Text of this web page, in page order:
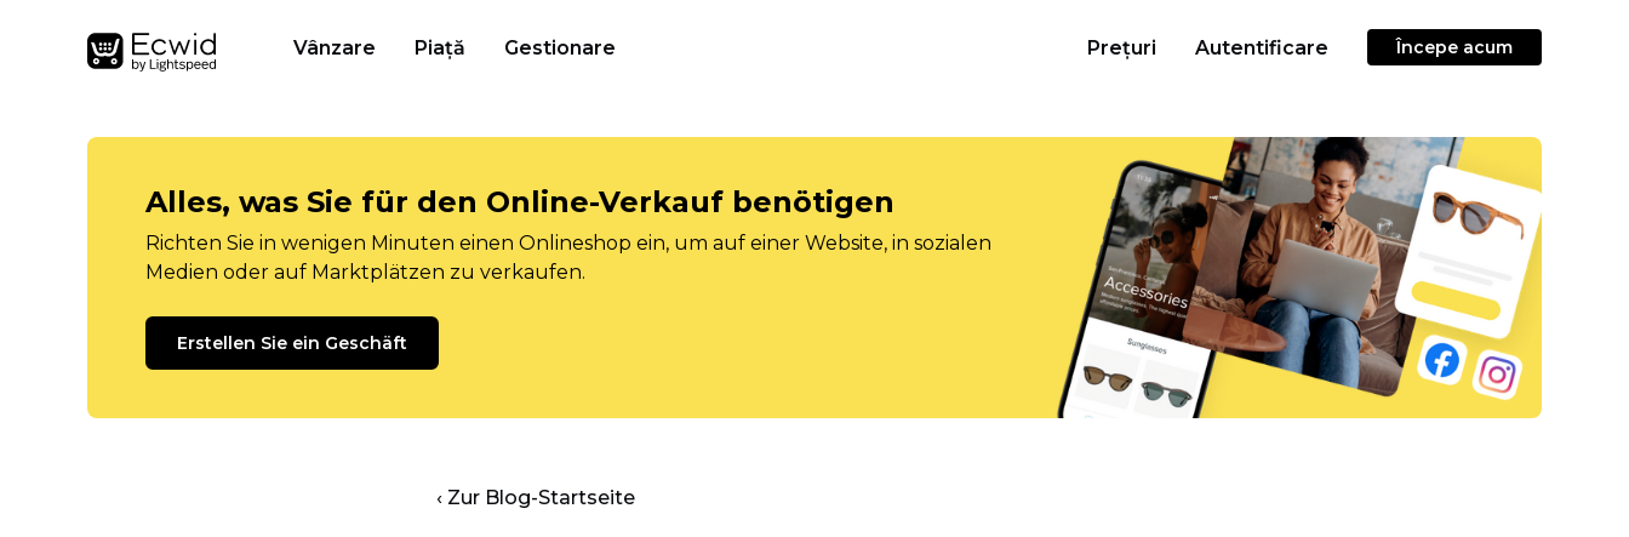
Vânzare Piață Gestionare Prețuri Autentificare Începe acum
Alles, was Sie für den Online-Verkauf benötigen
Richten Sie in wenigen Minuten einen Onlineshop ein, um auf einer Website, in sozialen
Medien oder auf Marktplätzen zu verkaufen.
Erstellen Sie ein Geschäft
‹ Zur Blog-Startseite